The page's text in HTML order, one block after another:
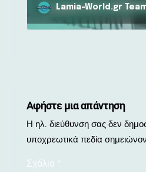
Lamia-World.gr
Αφήστε μια απάντηση
Η ηλ. διεύθυνση σας δεν
υποχρεωτικά πεδία
Σχόλιο *